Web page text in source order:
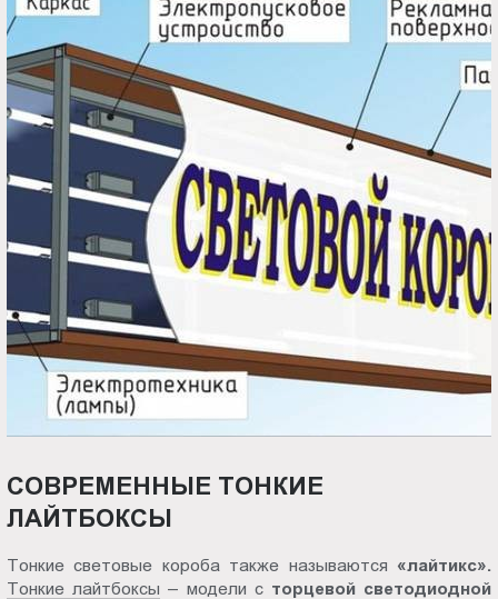
СОВРЕМЕННЫЕ ТОНКИЕ
ЛАЙТБОКСЫ
Тонкие световые короба также называются «лайтикс».
Тонкие лайтбоксы – модели с торцевой светодиодной